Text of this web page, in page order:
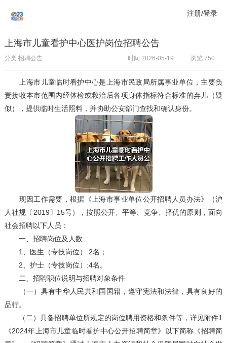
注册/登录
上海市儿童看护中心医护岗位招聘公告
分类:招聘公告 浏览:750
时间:2026-05-19
上海市儿童临时看护中心是上海市民政局所属事业单位，主要负
责接收本市范围内经体检或救治后各项身体指标符合标准的弃儿（疑
似），提供临时生活照料，并协助公安部门查找和确认身份。
现因工作需要，根据《上海市事业单位公开招聘人员办法》（沪
人社规〔2019〕15号），按照公开、平等、竞争、择优的原则，面向
社会招聘以下人员：
一、招聘岗位及人数
1、医生（专技岗位）:2名；
2、护士（专技岗位）:4名。
二、招聘职位说明与招聘对象条件
（一）具有中华人民共和国国籍，遵守宪法和法律，具有良好的
品行。
（二）具备招聘单位所规定的岗位聘用资格和条件等，详见附件1
《2024年上海市儿童临时看护中心公开招聘简章》以下简称《招聘简